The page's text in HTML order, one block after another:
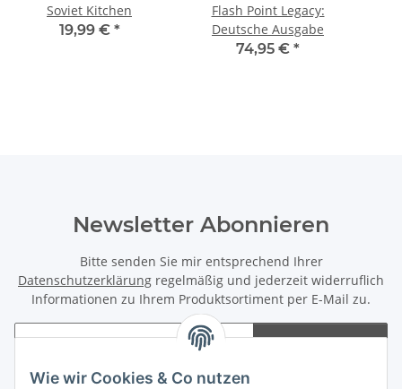
Wie wir Cookies & Co nutzen
Soviet Kitchen
19,99 € *
Flash Point Legacy:
Deutsche Ausgabe
74,95 € *
Newsletter Abonnieren
Bitte senden Sie mir entsprechend Ihrer
Datenschutzerklärung regelmäßig und jederzeit widerruflich
Informationen zu Ihrem Produktsortiment per E-Mail zu.
Abonnieren
Newsletter Abonnieren